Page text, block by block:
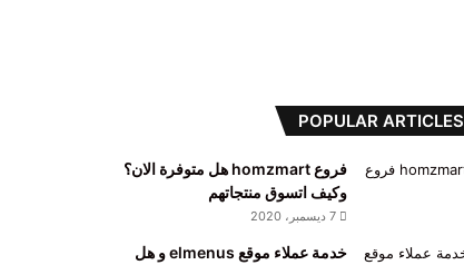
POPULAR ARTICLES
فروع homzmart هل متوفرة الان؟
وكيف اتسوق منتجاتهم
7 ديسمبر، 2020
خدمة عملاء موقع elmenus و هل